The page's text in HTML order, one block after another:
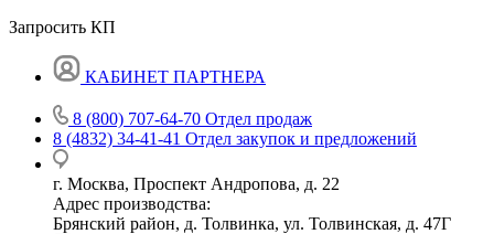
Запросить КП
КАБИНЕТ ПАРТНЕРА
8 (800) 707-64-70 Отдел продаж
8 (4832) 34-41-41 Отдел закупок и предложений
г. Москва, Проспект Андропова, д. 22
Адрес производства:
Брянский район, д. Толвинка, ул. Толвинская, д. 47Г